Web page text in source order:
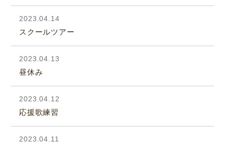
2023.04.14
スクールツアー
2023.04.13
昼休み
2023.04.12
応援歌練習
2023.04.11